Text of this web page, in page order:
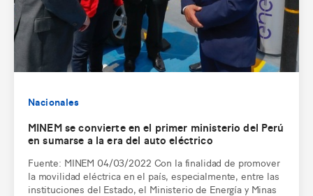
Nacionales
MINEM se convierte en el primer ministerio del Perú
en sumarse a la era del auto eléctrico
Fuente: MINEM 04/03/2022 Con la finalidad de promover
la movilidad eléctrica en el país, especialmente, entre las
instituciones del Estado, el Ministerio de Energía y Minas